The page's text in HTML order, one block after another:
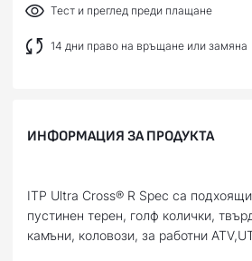
Тест и преглед преди плащане
14 дни право на връщане или замяна
ИНФОРМАЦИЯ ЗА ПРОДУКТА
ITP Ultra Cross® R Spec са
пустинен терен, голф колички,
камъни, коловози, за работни